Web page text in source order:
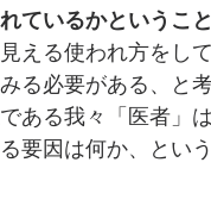
ているかというこ
える使われ方をし
る必要がある、と考
ある我々「医者」
要因は何か、とい